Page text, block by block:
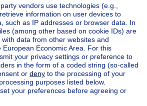
immobilière de proximité au
immobilier.
Ask a question
Real estate agencies
agencies in Neufchateau
Immobilière Neufcoeur